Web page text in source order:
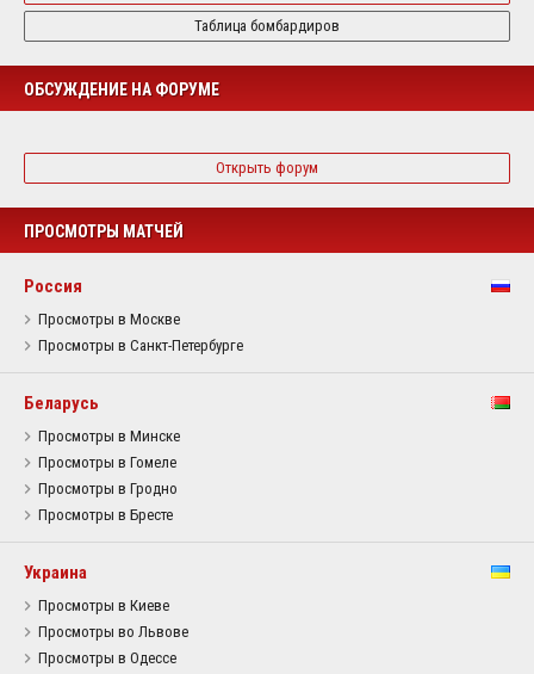
Таблица бомбардиров
ОБСУЖДЕНИЕ НА ФОРУМЕ
Открыть форум
ПРОСМОТРЫ МАТЧЕЙ
Россия
Просмотры в Москве
Просмотры в Санкт-Петербурге
Беларусь
Просмотры в Минске
Просмотры в Гомеле
Просмотры в Гродно
Просмотры в Бресте
Украина
Просмотры в Киеве
Просмотры во Львове
Просмотры в Одессе